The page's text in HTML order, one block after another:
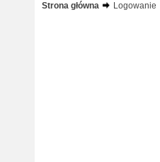
Strona główna
Logowanie